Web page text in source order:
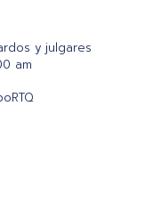
y julgares
am